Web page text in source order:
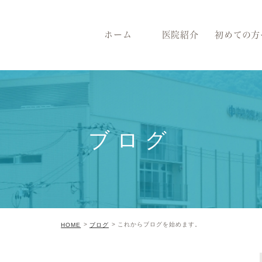
ホーム 医院紹介 初めての方
ブログ
HOME ブログ これからブログを始めます。